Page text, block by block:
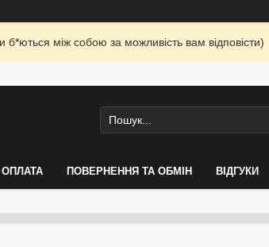
між собою за можливість вам відповісти)
ПОВЕРНЕННЯ ТА ОБМІН ВІДГУКИ